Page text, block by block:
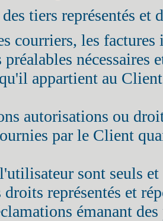
tiers représentés et
courriers, les
appartient au
autorisations ou
par le Client
sont seuls
représentés et
émanant